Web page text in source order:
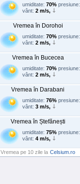
umiditate: 70% presiune:
vânt: 2 m/s,
Vremea în Dorohoi
umiditate: 70% presiune:
vânt: 2 m/s,
Vremea în Bucecea
umiditate: 70% presiune:
vânt: 2 m/s,
Vremea în Darabani
umiditate: 76% presiune:
vânt: 3 m/s,
Vremea în Ștefănești
umiditate: 75% presiune:
vânt: 4 m/s,
Vremea pe 10 zile la Celsium.ro